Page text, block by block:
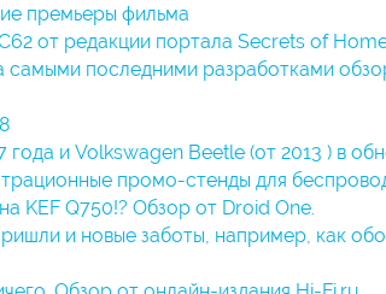
премьеры фильма
от редакции портала Secrets of
самыми последними разработками
и Volkswagen Beetle (от 2013 ) в
промо-стенды для
KEF Q750!? Обзор от Droid One.
и новые заботы, например, как